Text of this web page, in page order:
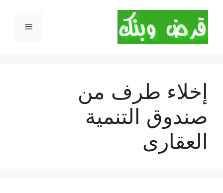
المحتوى
القائمة
إخلاء طرف من
صندوق التنمية
العقارى